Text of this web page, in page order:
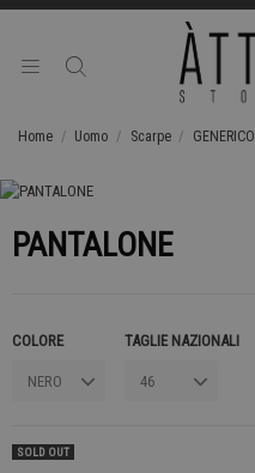
Home Uomo Scarpe GENERICO
PANTALONE
COLORE TAGLIE NAZIONALI
SOLD OUT